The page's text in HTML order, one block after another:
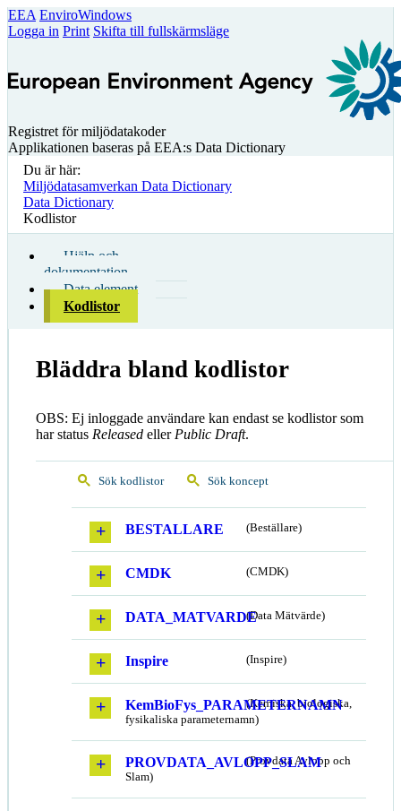
EEA EnviroWindows
Logga in Print Skifta till fullskärmsläge
Registret för miljödatakoder
Applikationen baseras på EEA:s Data Dictionary
Du är här:
Miljödatasamverkan Data Dictionary
Data Dictionary
Kodlistor
Hjälp och
dokumentation
Data element
Kodlistor
Bläddra bland kodlistor
OBS: Ej inloggade användare kan endast se kodlistor som
har status Released eller Public Draft.
Sök kodlistor Sök koncept
BESTALLARE (Beställare)
CMDK (CMDK)
DATA_MATVARDE(Data Mätvärde)
Inspire (Inspire)
KemBioFys_PARAMETERNAMN
(Kemiska, biologiska,
fysikaliska parameternamn)
PROVDATA_AVLOPP_SLAM
(Provdata Avlopp och
Slam)